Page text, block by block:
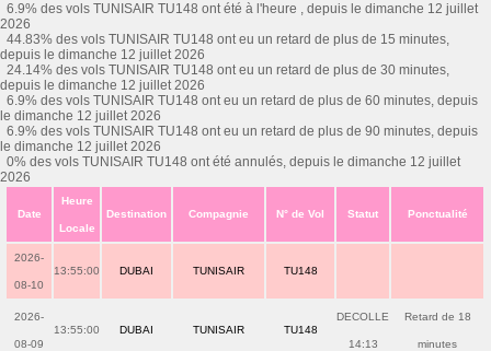
6.9% des vols TUNISAIR TU148 ont été à l'heure , depuis le dimanche 12 juillet
2026
44.83% des vols TUNISAIR TU148 ont eu un retard de plus de 15 minutes,
depuis le dimanche 12 juillet 2026
24.14% des vols TUNISAIR TU148 ont eu un retard de plus de 30 minutes,
depuis le dimanche 12 juillet 2026
6.9% des vols TUNISAIR TU148 ont eu un retard de plus de 60 minutes, depuis
le dimanche 12 juillet 2026
6.9% des vols TUNISAIR TU148 ont eu un retard de plus de 90 minutes, depuis
le dimanche 12 juillet 2026
0% des vols TUNISAIR TU148 ont été annulés, depuis le dimanche 12 juillet
2026
Date
Heure
Locale
Destination Compagnie N° de Vol Statut Ponctualité
2026-
08-10
13:55:00 DUBAI TUNISAIR TU148
2026-
08-09
13:55:00 DUBAI TUNISAIR TU148
DECOLLE
14:13
Retard de 18
minutes